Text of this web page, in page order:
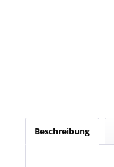
Beschreibung